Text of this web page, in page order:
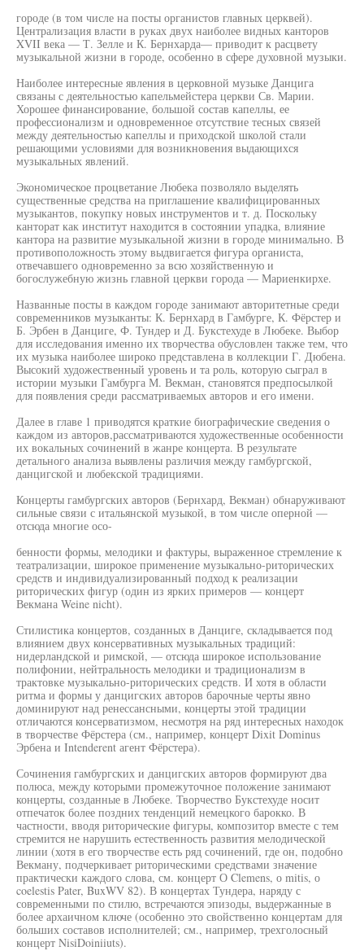
городе (в том числе на посты органистов главных церквей).
Централизация власти в руках двух наиболее видных канторов
XVII века — Т. Зелле и К. Бернхарда— приводит к расцвету
музыкальной жизни в городе, особенно в сфере духовной музыки.
Наиболее интересные явления в церковной музыке Данцига
связаны с деятельностью капельмейстера церкви Св. Марии.
Хорошее финансирование, большой состав капеллы, ее
профессионализм и одновременное отсутствие тесных связей
между деятельностью капеллы и приходской школой стали
решающими условиями для возникновения выдающихся
музыкальных явлений.
Экономическое процветание Любека позволяло выделять
существенные средства на приглашение квалифицированных
музыкантов, покупку новых инструментов и т. д. Поскольку
канторат как институт находится в состоянии упадка, влияние
кантора на развитие музыкальной жизни в городе минимально. В
противоположность этому выдвигается фигура органиста,
отвечавшего одновременно за всю хозяйственную и
богослужебную жизнь главной церкви города — Мариенкирхе.
Названные посты в каждом городе занимают авторитетные среди
современников музыканты: К. Бернхард в Гамбурге, К. Фёрстер и
Б. Эрбен в Данциге, Ф. Тундер и Д. Букстехуде в Любеке. Выбор
для исследования именно их творчества обусловлен также тем, что
их музыка наиболее широко представлена в коллекции Г. Дюбена.
Высокий художественный уровень и та роль, которую сыграл в
истории музыки Гамбурга М. Векман, становятся предпосылкой
для появления среди рассматриваемых авторов и его имени.
Далее в главе 1 приводятся краткие биографические сведения о
каждом из авторов,рассматриваются художественные особенности
их вокальных сочинений в жанре концерта. В результате
детального анализа выявлены различия между гамбургской,
данцигской и любекской традициями.
Концерты гамбургских авторов (Бернхард, Векман) обнаруживают
сильные связи с итальянской музыкой, в том числе оперной —
отсюда многие осо-
бенности формы, мелодики и фактуры, выраженное стремление к
театрализации, широкое применение музыкально-риторических
средств и индивидуализированный подход к реализации
риторических фигур (один из ярких примеров — концерт
Векмана Weine nicht).
Стилистика концертов, созданных в Данциге, складывается под
влиянием двух консервативных музыкальных традиций:
нидерландской и римской, — отсюда широкое использование
полифонии, нейтральность мелодики и традиционализм в
трактовке музыкально-риторических средств. И хотя в области
ритма и формы у данцигских авторов барочные черты явно
доминируют над ренессансными, концерты этой традиции
отличаются консерватизмом, несмотря на ряд интересных находок
в творчестве Фёрстера (см., например, концерт Dixit Dominus
Эрбена и Intenderent агент Фёрстера).
Сочинения гамбургских и данцигских авторов формируют два
полюса, между которыми промежуточное положение занимают
концерты, созданные в Любеке. Творчество Букстехуде носит
отпечаток более поздних тенденций немецкого барокко. В
частности, вводя риторические фигуры, композитор вместе с тем
стремится не нарушить естественность развития мелодической
линии (хотя в его творчестве есть ряд сочинений, где он, подобно
Векману, подчеркивает риторическими средствами значение
практически каждого слова, см. концерт О Clemens, о mitis, о
coelestis Pater, BuxWV 82). В концертах Тундера, наряду с
современными по стилю, встречаются эпизоды, выдержанные в
более архаичном ключе (особенно это свойственно концертам для
больших составов исполнителей; см., например, трехголосный
концерт NisiDoiniiuts).